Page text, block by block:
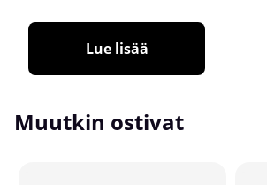
Lue lisää
Muutkin ostivat